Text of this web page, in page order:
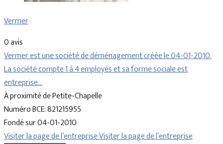
Vermer
0 avis
Vermer est une société de déménagement créée le 04-01-2010.
La société compte 1 à 4 employés et sa forme sociale est
entreprise…
À proximité de Petite-Chapelle
Numéro BCE: 821215955
Fondé sur 04-01-2010
Visiter la page de l’entrepriseVisiter la page de l’entreprise